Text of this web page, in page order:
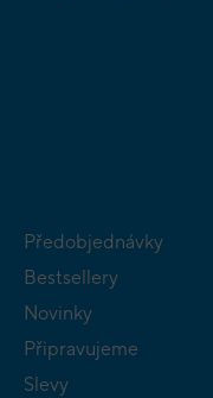
Předobjednávky
Bestsellery
Novinky
Připravujeme
Slevy